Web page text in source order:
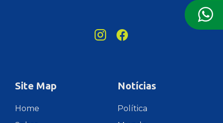
Site Map
Home
Notícias
Política